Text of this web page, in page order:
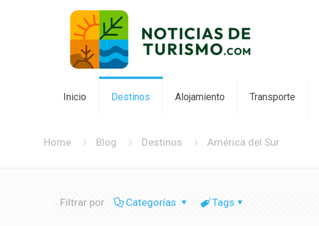
Inicio Destinos Alojamiento Transporte
Home Blog Destinos América del Sur
Filtrar por Categorías Tags